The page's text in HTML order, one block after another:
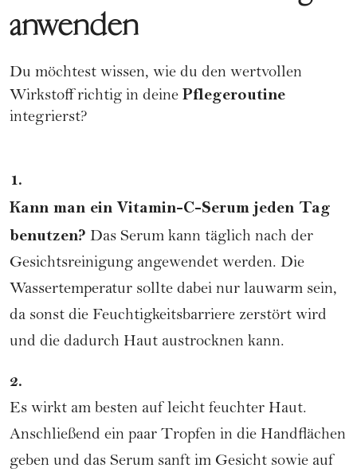
anwenden
Du möchtest wissen, wie du den wertvollen
Wirkstoff richtig in deine Pflegeroutine
integrierst?
1.
Kann man ein Vitamin-C-Serum jeden Tag
benutzen? Das Serum kann täglich nach der
Gesichtsreinigung angewendet werden. Die
Wassertemperatur sollte dabei nur lauwarm sein,
da sonst die Feuchtigkeitsbarriere zerstört wird
und die dadurch Haut austrocknen kann.
2.
Es wirkt am besten auf leicht feuchter Haut.
Anschließend ein paar Tropfen in die Handflächen
geben und das Serum sanft im Gesicht sowie auf